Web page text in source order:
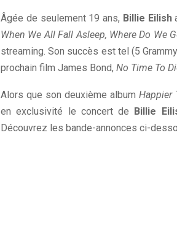
Âgée de seulement 19 ans, Billie Eilish
When We All Fall Asleep, Where Do We
streaming. Son succès est tel (5
prochain film James Bond, No Time To
Alors que son deuxième albumHappier
en exclusivité le concert de
Billie
Découvrez les bande-annonces ci-